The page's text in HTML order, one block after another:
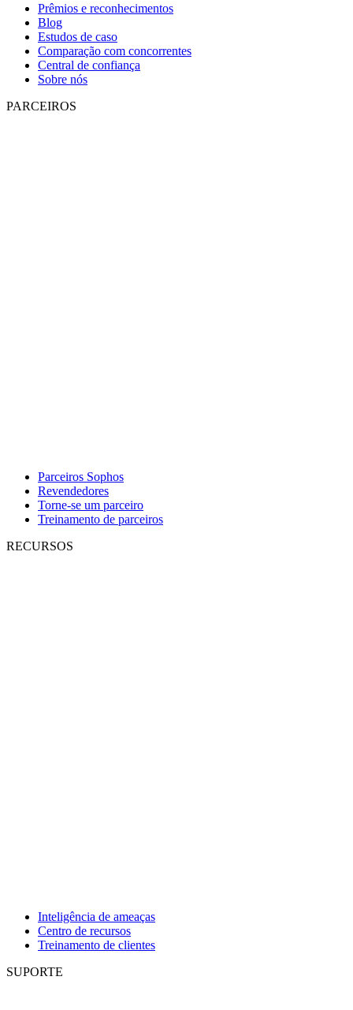
Prêmios e reconhecimentos
Blog
Estudos de caso
Comparação com concorrentes
Central de confiança
Sobre nós
PARCEIROS
Parceiros Sophos
Revendedores
Torne-se um parceiro
Treinamento de parceiros
RECURSOS
Inteligência de ameaças
Centro de recursos
Treinamento de clientes
SUPORTE